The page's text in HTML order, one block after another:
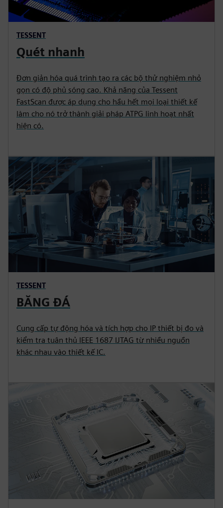
TESSENT
Quét nhanh
Đơn giản hóa quá trình tạo ra các bộ thử nghiệm nhỏ
gọn có độ phủ sóng cao. Khả năng của Tessent
FastScan được áp dụng cho hầu hết mọi loại thiết kế
làm cho nó trở thành giải pháp ATPG linh hoạt nhất
hiện có.
TESSENT
BĂNG ĐÁ
Cung cấp tự động hóa và tích hợp cho IP thiết bị đo và
kiểm tra tuân thủ IEEE 1687 IJTAG từ nhiều nguồn
khác nhau vào thiết kế IC.